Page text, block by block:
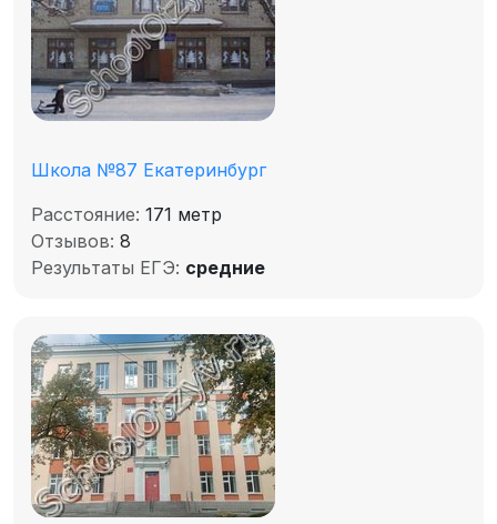
Школа №87 Екатеринбург
Расстояние: 171 метр
Отзывов: 8
Результаты ЕГЭ: средние